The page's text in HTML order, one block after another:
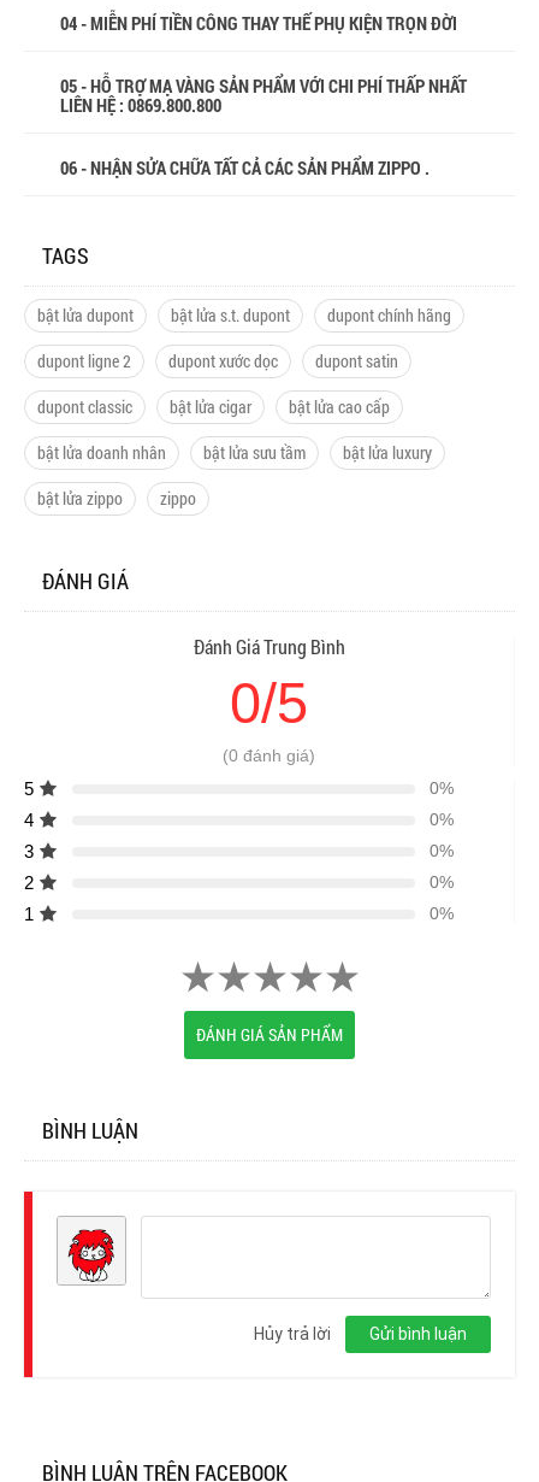
04 - MIỄN PHÍ TIỀN CÔNG THAY THẾ PHỤ KIỆN TRỌN ĐỜI
05 - HỖ TRỢ MẠ VÀNG SẢN PHẨM VỚI CHI PHÍ THẤP NHẤT
LIÊN HỆ : 0869.800.800
06 - NHẬN SỬA CHỮA TẤT CẢ CÁC SẢN PHẨM ZIPPO .
TAGS
bật lửa dupont bật lửa s.t. dupont
dupont chính hãng
dupont ligne 2
dupont xước dọc
dupont satin
dupont classic
bật lửa cigar
bật lửa cao cấp
bật lửa doanh nhân
bật lửa sưu tầm
bật lửa luxury
bật lửa zippo
zippo
ĐÁNH GIÁ
Đánh Giá Trung Bình
0/5
(0 đánh giá)
5 0%
4 0%
3 0%
2 0%
1 0%
ĐÁNH GIÁ SẢN PHẨM
BÌNH LUẬN
Gửi bình luận
Hủy trả lời
BÌNH LUẬN TRÊN FACEBOOK